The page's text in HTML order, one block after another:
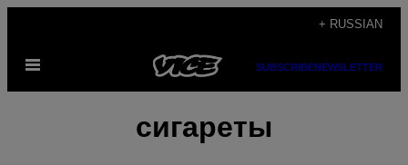
content
+ RUSSIAN
Open
SUBSCRIBENEWSLETTER
сигареты